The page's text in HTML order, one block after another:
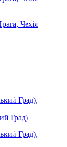
Град)